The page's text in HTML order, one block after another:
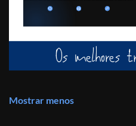
Mostrar menos